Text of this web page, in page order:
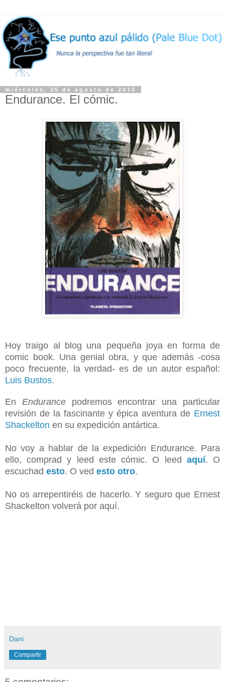
miércoles, 25 de agosto de 2010
Endurance. El cómic.
Hoy traigo al blog una pequeña joya en forma de
comic book. Una genial obra, y que además -cosa
poco frecuente, la verdad- es de un autor español:
Luis Bustos.
En Endurancepodremos encontrar una particular
revisión de la fascinante y épica aventura de Ernest
Shackelton en su expedición antártica.
No voy a hablar de la expedición Endurance. Para
ello, comprad y leed este cómic. O leed aquí. O
escuchad esto. O ved esto otro.
No os arrepentiréis de hacerlo. Y seguro que Ernest
Shackelton volverá por aquí.
Dani
Compartir